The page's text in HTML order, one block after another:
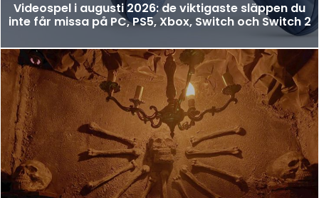
Videospel i augusti 2026: de viktigaste släppen du
inte får missa på PC, PS5, Xbox, Switch och Switch 2